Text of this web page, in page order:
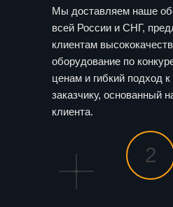
2
Мы доставляем наше
всей России и СНГ,
клиентам
оборудование по
ценам и гибкий подход
заказчику, основанный
клиента.